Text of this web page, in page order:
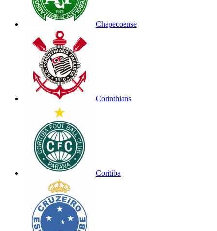
Chapecoense
Corinthians
Coritiba